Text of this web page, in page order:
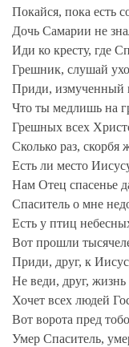
Покайся, пока есть
Дочь Самарии не
Иди ко кресту, где
Грешник, слушай
Приди, измученный
Что ты медлишь на
Грешных всех
Сколько раз, скорбя
Есть ли место
Нам Отец спасенье
Спаситель о мне
Есть у птиц
Вот прошли
Приди, друг, к
Не веди, друг,
Хочет всех людей
Вот ворота пред
Умер Спаситель,